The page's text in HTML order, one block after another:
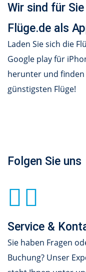
Wir sind für
Flüge.de als
Laden Sie sich die
Google play für
herunter und
günstigsten Flüge!
Folgen Sie uns
Service &
Sie haben Fragen
Buchung? Unser